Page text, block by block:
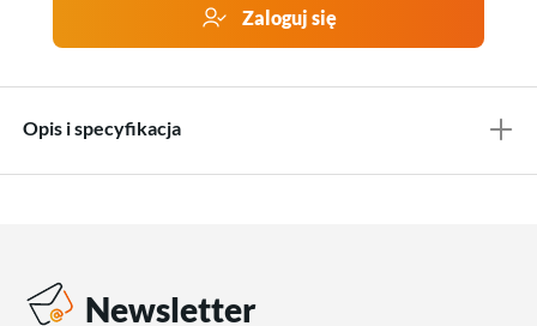
Zaloguj się
Opis i specyfikacja
Newsletter